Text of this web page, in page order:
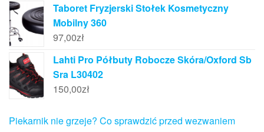
Taboret Fryzjerski Stołek Kosmetyczny
Mobilny 360
97,00zł
Lahti Pro Półbuty Robocze Skóra/Oxford Sb
Sra L30402
150,00zł
Piekarnik nie grzeje? Co sprawdzić przed wezwaniem